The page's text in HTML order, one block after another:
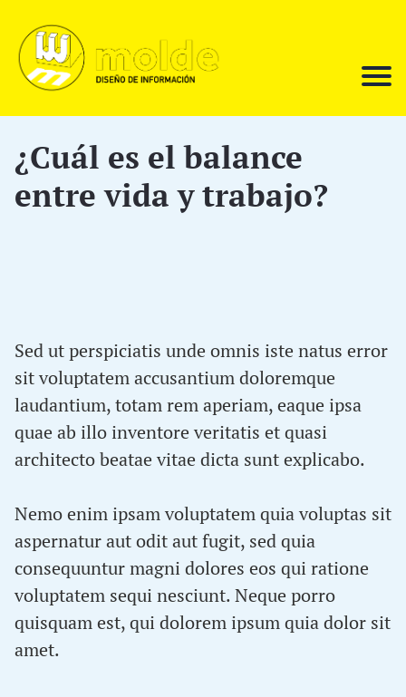
¿Cuál es el balance
entre vida y trabajo?
Sed ut perspiciatis unde omnis iste natus error
sit voluptatem accusantium doloremque
laudantium, totam rem aperiam, eaque ipsa
quae ab illo inventore veritatis et quasi
architecto beatae vitae dicta sunt explicabo.
Nemo enim ipsam voluptatem quia voluptas sit
aspernatur aut odit aut fugit, sed quia
consequuntur magni dolores eos qui ratione
voluptatem sequi nesciunt. Neque porro
quisquam est, qui dolorem ipsum quia dolor sit
amet.